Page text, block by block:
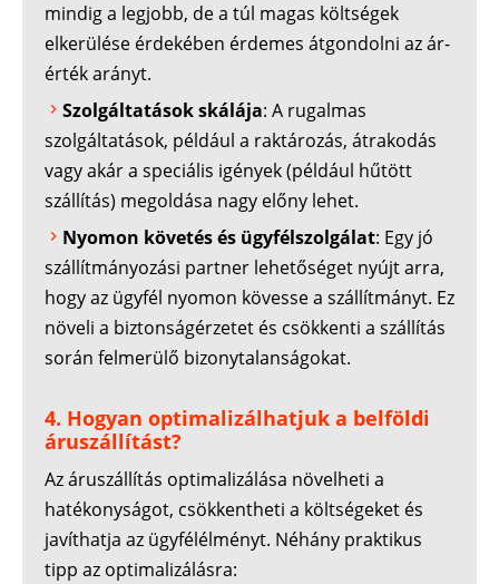
mindig a legjobb, de a túl magas költségek
elkerülése érdekében érdemes átgondolni az ár-
érték arányt.
Szolgáltatások skálája: A rugalmas
szolgáltatások, például a raktározás, átrakodás
vagy akár a speciális igények (például hűtött
szállítás) megoldása nagy előny lehet.
Nyomon követés és ügyfélszolgálat: Egy jó
szállítmányozási partner lehetőséget nyújt arra,
hogy az ügyfél nyomon kövesse a szállítmányt. Ez
növeli a biztonságérzetet és csökkenti a szállítás
során felmerülő bizonytalanságokat.
4. Hogyan optimalizálhatjuk a belföldi
áruszállítást?
Az áruszállítás optimalizálása növelheti a
hatékonyságot, csökkentheti a költségeket és
javíthatja az ügyfélélményt. Néhány praktikus
tipp az optimalizálásra: